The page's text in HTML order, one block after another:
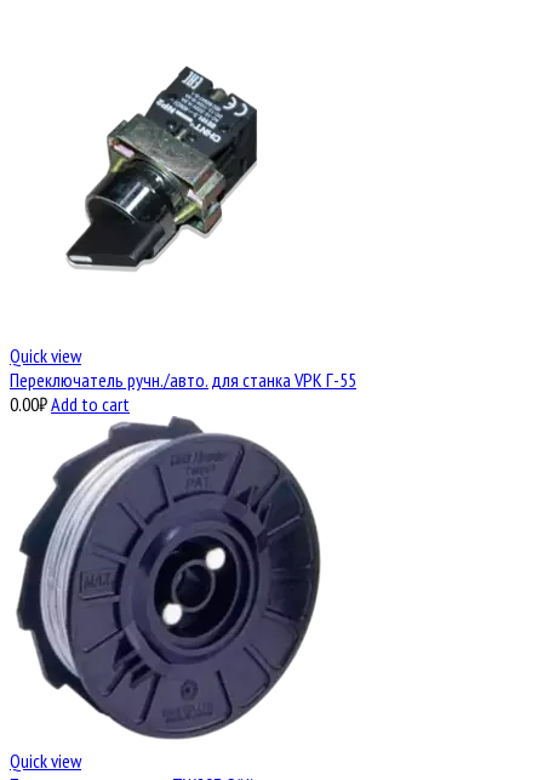
Quick view
Переключатель ручн./авто. для станка VPK Г-55
0.00₽Add to cart
Quick view